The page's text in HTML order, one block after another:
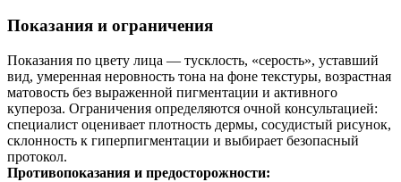
Показания и ограничения
Показания по цвету лица — тусклость, «серость», уставший
вид, умеренная неровность тона на фоне текстуры, возрастная
матовость без выраженной пигментации и активного
купероза. Ограничения определяются очной консультацией:
специалист оценивает плотность дермы, сосудистый рисунок,
склонность к гиперпигментации и выбирает безопасный
протокол.
Противопоказания и предосторожности: